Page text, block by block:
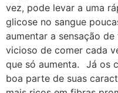
vez, pode levar a uma
glicose no sangue
aumentar a sensação
vicioso de comer cada
que só aumenta.⠀Já os
boa parte de suas